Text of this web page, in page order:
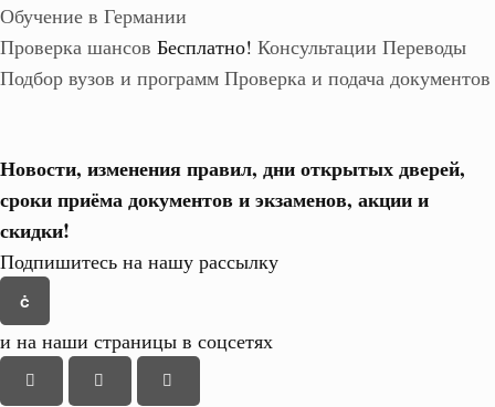
Обучение в Германии
Проверка шансов Бесплатно! Консультации Переводы
Подбор вузов и программ Проверка и подача документов
Новости, изменения правил, дни открытых дверей,
сроки приёма документов и экзаменов, акции и
скидки!
Подпишитесь на нашу рассылку
и на наши страницы в соцсетях